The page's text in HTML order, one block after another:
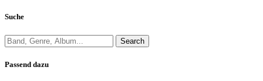
Suche
Search
Passend dazu